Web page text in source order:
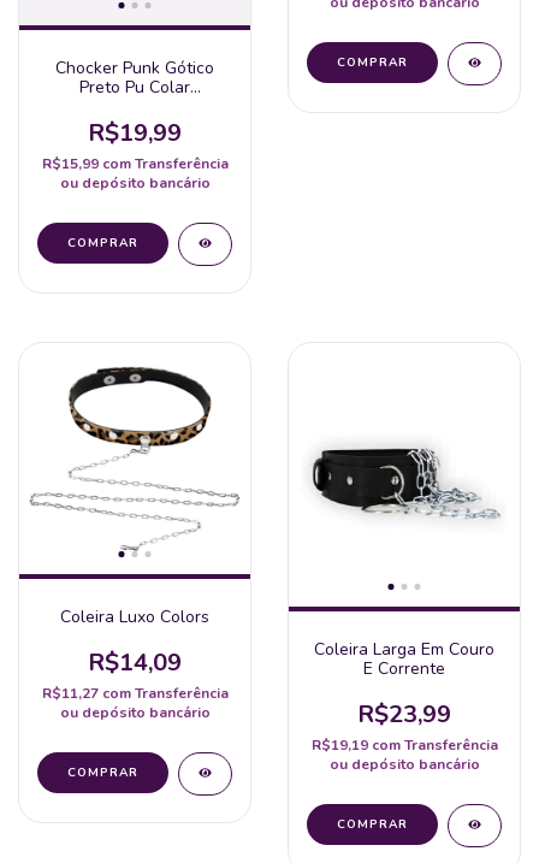
Chocker Punk Gótico
Preto Pu Colar
R$19,99
R$15,99 com Transferência
ou depósito bancário
Coleira Luxo Colors
R$14,09
R$11,27 com Transferência
ou depósito bancário
Coleira Larga Em Couro
E Corrente
R$23,99
R$19,19 com Transferência
ou depósito bancário